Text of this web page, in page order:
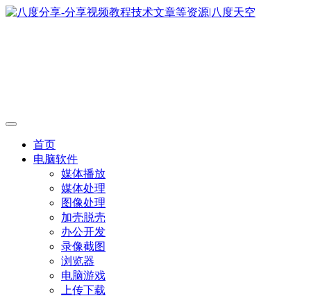
首页
电脑软件
媒体播放
媒体处理
图像处理
加壳脱壳
办公开发
录像截图
浏览器
电脑游戏
上传下载